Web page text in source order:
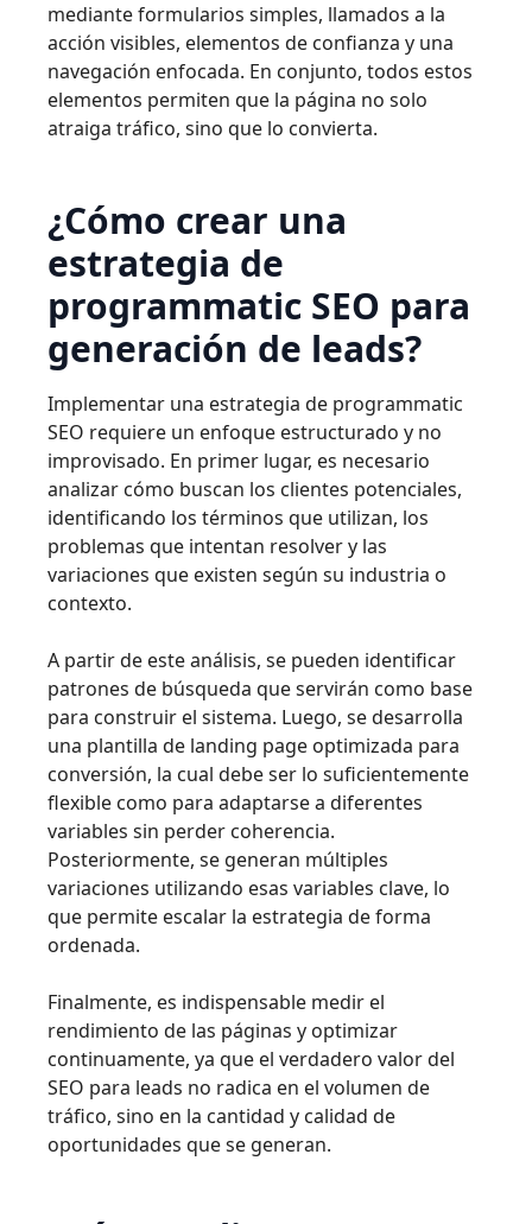
mediante formularios simples, llamados a la
acción visibles, elementos de confianza y una
navegación enfocada. En conjunto, todos estos
elementos permiten que la página no solo
atraiga tráfico, sino que lo convierta.
¿Cómo crear una
estrategia de
programmatic SEO para
generación de leads?
Implementar una estrategia de programmatic
SEO requiere un enfoque estructurado y no
improvisado. En primer lugar, es necesario
analizar cómo buscan los clientes potenciales,
identificando los términos que utilizan, los
problemas que intentan resolver y las
variaciones que existen según su industria o
contexto.
A partir de este análisis, se pueden identificar
patrones de búsqueda que servirán como base
para construir el sistema. Luego, se desarrolla
una plantilla de landing page optimizada para
conversión, la cual debe ser lo suficientemente
flexible como para adaptarse a diferentes
variables sin perder coherencia.
Posteriormente, se generan múltiples
variaciones utilizando esas variables clave, lo
que permite escalar la estrategia de forma
ordenada.
Finalmente, es indispensable medir el
rendimiento de las páginas y optimizar
continuamente, ya que el verdadero valor del
SEO para leads no radica en el volumen de
tráfico, sino en la cantidad y calidad de
oportunidades que se generan.